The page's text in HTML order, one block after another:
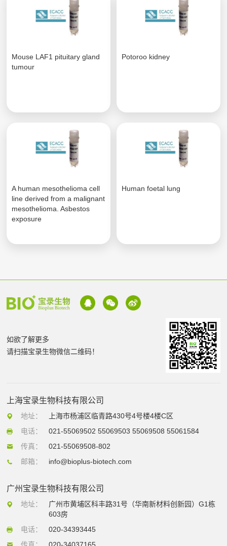
Mouse LAF1 pituitary gland
tumour
Potoroo kidney
A human mesothelioma cell
line derived from a malignant
mesothelioma. Asbestos
exposure
Human foetal lung
如欲了解更多
请扫描宝录生物微信二维码！
上海宝录生物科技有限公司
地址：
上海市杨浦区临青路430号4号楼4楼C区
电话：
021-55069502 55069503 55069508 55061584
传真：
021-55069508-802
邮箱：
info@bioplus-biotech.com
广州宝录生物科技有限公司
地址：
广州市黄埔区科丰路31号（华南新材料创新园）G1栋
603房
电话：
020-34393445